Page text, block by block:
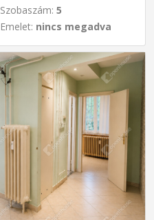
Szobaszám: 5
Emelet: nincs megadva